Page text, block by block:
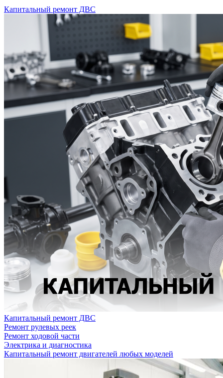
Капитальный ремонт ДВС
Капитальный ремонт ДВС
Ремонт рулевых реек
Ремонт ходовой части
Электрика и диагностика
Капитальный ремонт двигателей любых моделей